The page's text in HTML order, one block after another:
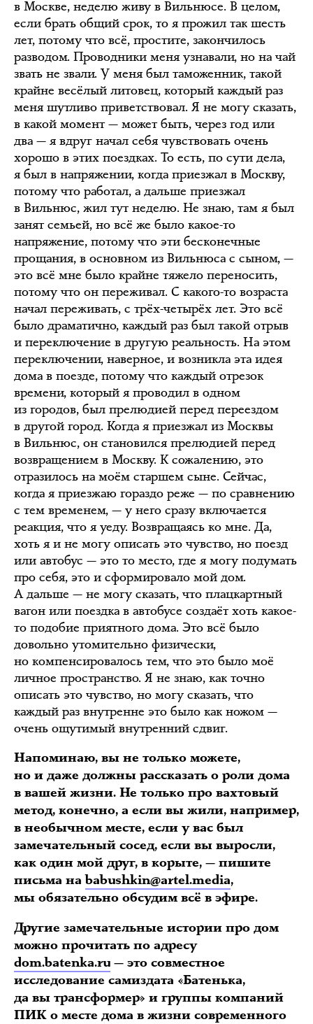
в Москве, неделю живу в Вильнюсе. В целом,
если брать общий срок, то я прожил так шесть
лет, потому что всё, простите, закончилось
разводом. Проводники меня узнавали, но на чай
звать не звали. У меня был таможенник, такой
крайне весёлый литовец, который каждый раз
меня шутливо приветствовал. Я не могу сказать,
в какой момент — может быть, через год или
два — я вдруг начал себя чувствовать очень
хорошо в этих поездках. То есть, по сути дела,
я был в напряжении, когда приезжал в Москву,
потому что работал, а дальше приезжал
в Вильнюс, жил тут неделю. Не знаю, там я был
занят семьей, но всё же было какое-то
напряжение, потому что эти бесконечные
прощания, в основном из Вильнюса с сыном, —
это всё мне было крайне тяжело переносить,
потому что он переживал. С какого-то возраста
начал переживать, с трёх-четырёх лет. Это всё
было драматично, каждый раз был такой отрыв
и переключение в другую реальность. На этом
переключении, наверное, и возникла эта идея
дома в поезде, потому что каждый отрезок
времени, который я проводил в одном
из городов, был прелюдией перед переездом
в другой город. Когда я приезжал из Москвы
в Вильнюс, он становился прелюдией перед
возвращением в Москву. К сожалению, это
отразилось на моём старшем сыне. Сейчас,
когда я приезжаю гораздо реже — по сравнению
с тем временем, — у него сразу включается
реакция, что я уеду. Возвращаясь ко мне. Да,
хоть я и не могу описать это чувство, но поезд
или автобус — это то место, где я могу подумать
про себя, это и сформировало мой дом.
А дальше — не могу сказать, что плацкартный
вагон или поездка в автобусе создаёт хоть какое-
то подобие приятного дома. Это всё было
довольно утомительно физически,
но компенсировалось тем, что это было моё
личное пространство. Я не знаю, как точно
описать это чувство, но могу сказать, что
каждый раз внутренне это было как ножом —
очень ощутимый внутренний сдвиг.
Напоминаю, вы не только можете,
но и даже должны рассказать о роли дома
в вашей жизни. Не только про вахтовый
метод, конечно, а если вы жили, например,
в необычном месте, если у вас был
замечательный сосед, если вы выросли,
как один мой друг, в корыте, — пишите
письма наbabushkin@artel.media,
мы обязательно обсудим всё в эфире.
Другие замечательные истории про дом
можно прочитать по адресу
dom.batenka.ru — это совместное
исследование самиздата «Батенька,
да вы трансформер» и группы компаний
ПИК о месте дома в жизни современного